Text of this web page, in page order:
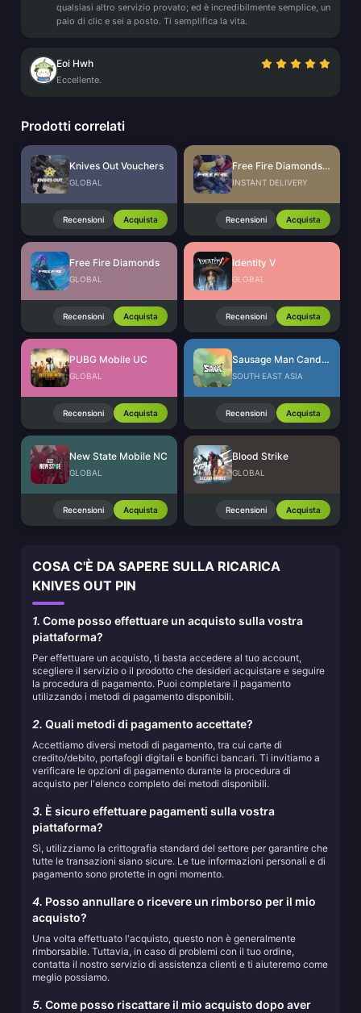
qualsiasi altro servizio provato; ed è incredibilmente semplice, un
paio di clic e sei a posto. Ti semplifica la vita.
Eoi Hwh
Eccellente.
Prodotti correlati
Knives Out Vouchers
GLOBAL
Recensioni Acquista
Free Fire Diamonds EU + TR
INSTANT DELIVERY
Recensioni Acquista
Free Fire Diamonds
GLOBAL
Recensioni Acquista
Identity V
GLOBAL
Recensioni Acquista
PUBG Mobile UC
GLOBAL
Recensioni Acquista
Sausage Man Candies
SOUTH EAST ASIA
Recensioni Acquista
New State Mobile NC
GLOBAL
Recensioni Acquista
Blood Strike
GLOBAL
Recensioni Acquista
COSA C'È DA SAPERE SULLA RICARICA
KNIVES OUT PIN
1. Come posso effettuare un acquisto sulla vostra
piattaforma?
Per effettuare un acquisto, ti basta accedere al tuo account,
scegliere il servizio o il prodotto che desideri acquistare e seguire
la procedura di pagamento. Puoi completare il pagamento
utilizzando i metodi di pagamento disponibili.
2. Quali metodi di pagamento accettate?
Accettiamo diversi metodi di pagamento, tra cui carte di
credito/debito, portafogli digitali e bonifici bancari. Ti invitiamo a
verificare le opzioni di pagamento durante la procedura di
acquisto per l'elenco completo dei metodi disponibili.
3. È sicuro effettuare pagamenti sulla vostra
piattaforma?
Sì, utilizziamo la crittografia standard del settore per garantire che
tutte le transazioni siano sicure. Le tue informazioni personali e di
pagamento sono protette in ogni momento.
4. Posso annullare o ricevere un rimborso per il mio
acquisto?
Una volta effettuato l'acquisto, questo non è generalmente
rimborsabile. Tuttavia, in caso di problemi con il tuo ordine,
contatta il nostro servizio di assistenza clienti e ti aiuteremo come
meglio possiamo.
5. Come posso riscattare il mio acquisto dopo aver